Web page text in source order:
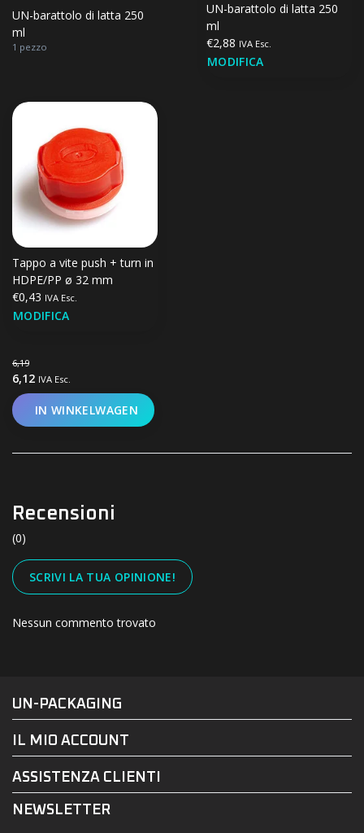
UN-barattolo di latta 250
ml
1 pezzo
UN-barattolo di latta 250
ml
€2,88 IVA Esc.
MODIFICA
Tappo a vite push + turn in
HDPE/PP ø 32 mm
€0,43 IVA Esc.
MODIFICA
6,19
6,12 IVA Esc.
IN WINKELWAGEN
Recensioni
(0)
SCRIVI LA TUA OPINIONE!
Nessun commento trovato
FACEBOOK
UN-PACKAGING
IL MIO ACCOUNT
ASSISTENZA CLIENTI
NEWSLETTER